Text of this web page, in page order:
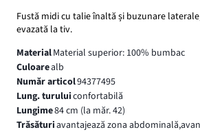
Fustă midi cu talie înaltă și buzunare
evazată la tiv.
MaterialMaterial superior: 100% bumbac
Culoarealb
Număr articol94377495
Lung. turuluiconfortabilă
Lungime84 cm (la măr. 42)
Trăsăturiavantajează zona